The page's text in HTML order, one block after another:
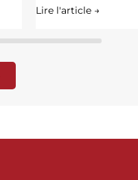
Lire l'article →